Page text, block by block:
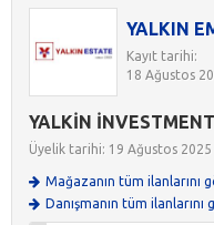
YALKIN
Kayıt tarihi:
18 Ağustos
YALKİN
Üyelik tarihi: 19 Ağustos 2025
Mağazanın tüm ilanlarını
Danışmanın tüm ilanlarını